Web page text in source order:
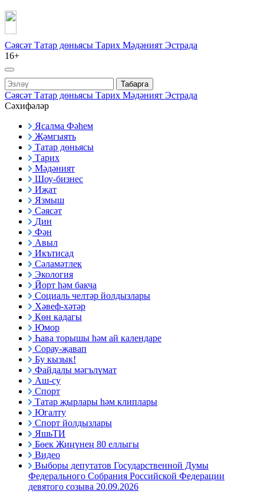
Сәясәт Татар дөньясы Тарих Мәдәният Эстрада
16+
Табарга
Сәясәт Татар дөньясы Тарих Мәдәният Эстрада
Сәхифәләр
Ясалма Фәһем
Җәмгыять
Татар дөньясы
Тарих
Мәдәният
Шоу-бизнес
Иҗат
Язмыш
Сәясәт
Дин
Фән
Авыл
Икътисад
Сәламәтлек
Экология
Йорт һәм бакча
Социаль челтәр йолдызлары
Хәвеф-хәтәр
Көн кадагы
Юмор
Һава торышы һәм ай календаре
Сорау-җавап
Бу кызык!
Файдалы мәгълүмат
Аш-су
Спорт
Татар җырлары һәм клиплары
Югалту
Спорт йолдызлары
ЯшьТИ
Бөек Җиңүнең 80 еллыгы
Видео
Выборы депутатов Государственной Думы
Федерального Собрания Российской Федерации
девятого созыва 20.09.2026